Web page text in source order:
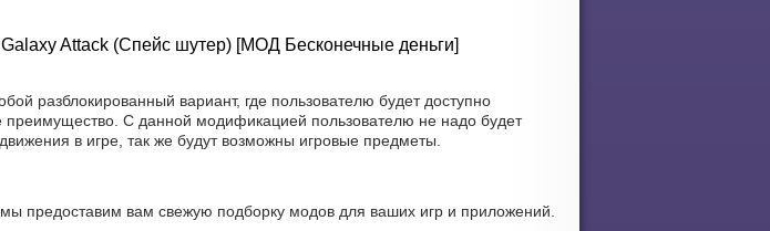
Attack (Спейс шутер) [МОД Бесконечные деньги]
разблокированный вариант, где пользователю будет доступно
преимущество. С данной модификацией пользователю не надо будет
в игре, так же будут возможны игровые предметы.
предоставим вам свежую подборку модов для ваших игр и приложений.